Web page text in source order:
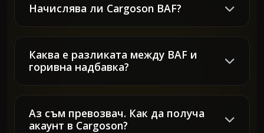
Начислява ли Cargoson BAF?
Каква е разликата между BAF и
горивна надбавка?
Аз съм превозвач. Как да получа
акаунт в Cargoson?